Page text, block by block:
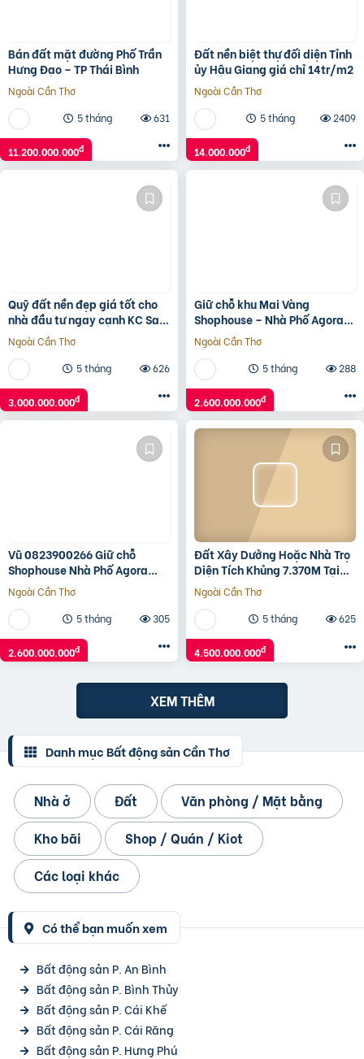
Bán đất mặt đường Phố Trần
Hưng Đạo – TP Thái Bình
Ngoài Cần Thơ
5 tháng
631
11.200.000.000đ
Đất nền biệt thự đối diện Tỉnh
ủy Hậu Giang giá chỉ 14tr/m2
Ngoài Cần Thơ
5 tháng
2409
14.000.000đ
Quỹ đất nền đẹp giá tốt cho
nhà đầu tư ngay cạnh KC Sam
Sung. Tiềm năng sinh lời vượt
trội.
Ngoài Cần Thơ
5 tháng
626
3.000.000.000đ
Giữ chỗ khu Mai Vàng
Shophouse – Nhà Phố Agora
City 6×18, ngay TT Hành
Chính hiện hữu: 0938230002
Ngoài Cần Thơ
5 tháng
288
2.600.000.000đ
Vũ 0823900266 Giữ chỗ
Shophouse Nhà Phố Agora
City 6×18, khu mới TT Hành
Chính hiện hữu: 2.6 Tỷ (V)
Ngoài Cần Thơ
5 tháng
305
2.600.000.000đ
Đất Xây Dưởng Hoặc Nhà Trọ
Diện Tích Khủng 7.370M Tại
Tân Hiệp Hớn Quản , Bình
Phước – Khu Công
Ngoài Cần Thơ
5 tháng
625
4.500.000.000đ
XEM THÊM
Danh mục Bất động sản Cần Thơ
Nhà ở Đất
Văn phòng / Mặt bằng
Kho bãi
Shop / Quán / Kiot
Các loại khác
Có thể bạn muốn xem
Bất động sản P. An Bình
Bất động sản P. Bình Thủy
Bất động sản P. Cái Khế
Bất động sản P. Cái Răng
Bất động sản P. Hưng Phú